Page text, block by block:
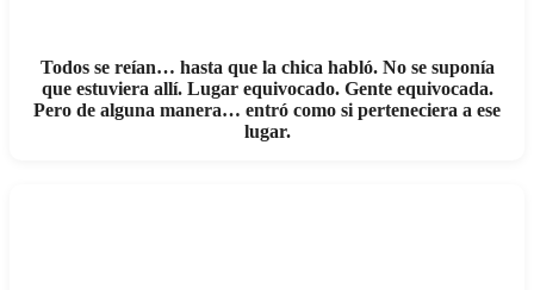
Todos se reían… hasta que la chica habló. No se suponía
que estuviera allí. Lugar equivocado. Gente equivocada.
Pero de alguna manera… entró como si perteneciera a ese
lugar.